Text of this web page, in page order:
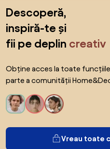
Descoperă,
inspiră-te și
fii pe deplin creativ
Obține acces la toate
parte a comunității
Vreau toate